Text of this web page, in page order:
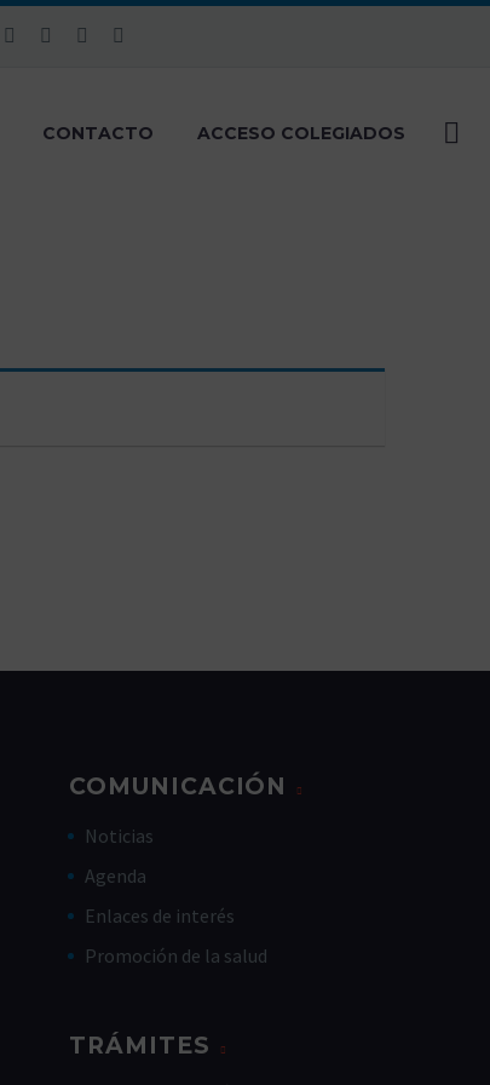
CONTACTO ACCESO COLEGIADOS
COMUNICACIÓN
Noticias
Agenda
Enlaces de interés
Promoción de la salud
TRÁMITES